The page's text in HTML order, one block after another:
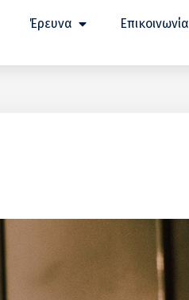
Έρευνα Επικοινωνία